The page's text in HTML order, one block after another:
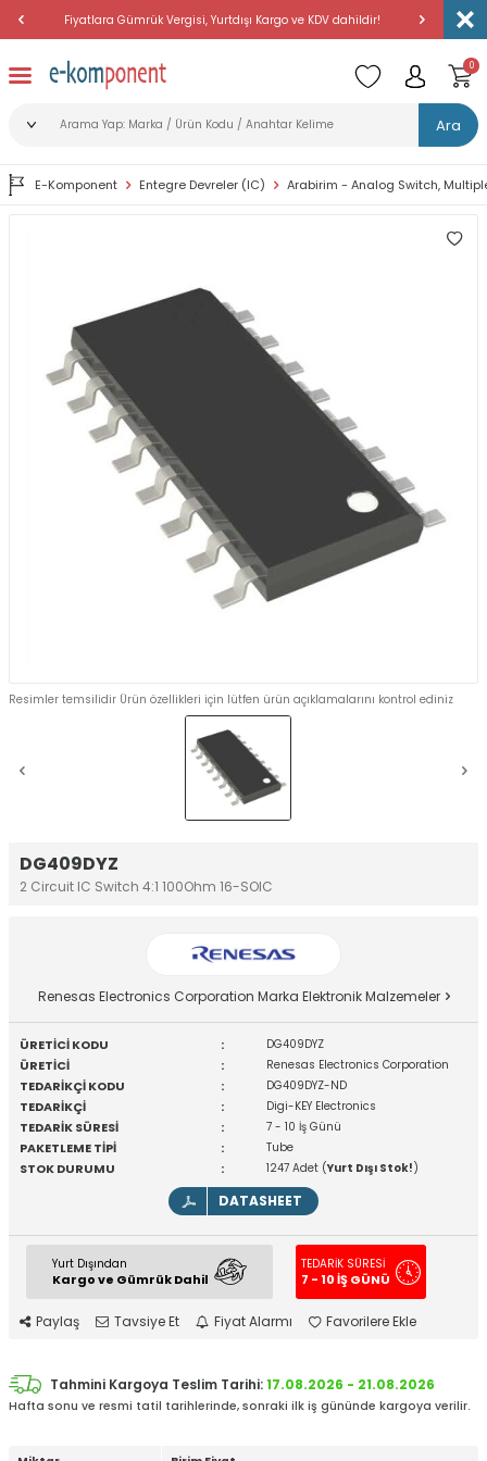
Fiyatlara Gümrük Vergisi, Yurtdışı Kargo ve KDV dahildir!
Ara
0
E-Komponent Entegre Devreler (IC) Arabirim - Analog Switch,
DG409DYZ
2 Circuit IC Switch 4:1 100Ohm 16-SOIC
Resimler temsilidir Ürün özellikleri için lütfen ürün açıklamalarını kontrol ediniz
Renesas Electronics Corporation Marka Elektronik Malzemeler
ÜRETİCİ KODU : DG409DYZ
ÜRETİCİ : Renesas Electronics Corporation
TEDARİKÇİ KODU : DG409DYZ-ND
TEDARİKÇİ : Digi-KEY Electronics
TEDARİK SÜRESİ : 7 - 10 İş Günü
PAKETLEME TİPİ : Tube
STOK DURUMU : 1247 Adet (Yurt Dışı Stok!)
DATASHEET
Yurt Dışından
Kargo ve Gümrük Dahil
TEDARİK SÜRESİ
7 - 10 İŞ GÜNÜ
Paylaş Tavsiye Et Fiyat Alarmı Favorilere Ekle
Tahmini Kargoya Teslim Tarihi:17.08.2026 - 21.08.2026
Hafta sonu ve resmi tatil tarihlerinde, sonraki ilk iş gününde kargoya verilir.